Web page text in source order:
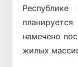
Республике
намечено
жилых